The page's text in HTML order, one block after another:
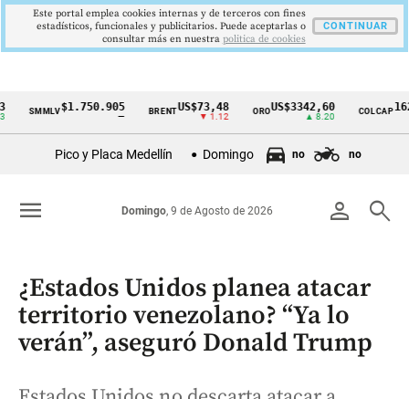
Cintillo
Colombia
$1.750.905 BRENT US$73,48
▼ 1.12
ORO US$3342,60 COLCAP
Pico y Placa Medellín Domingo no no
person search
Domingo, 9 de Agosto de 2026
menu
¿Estados Unidos planea atacar
territorio venezolano? “Ya lo
verán”, aseguró Donald Trump
Este portal emplea cookies internas y de terceros con fines
estadísticos, funcionales y publicitarios. Puede aceptarlas o
consultar más en nuestra politica de cookies
CONTINUAR